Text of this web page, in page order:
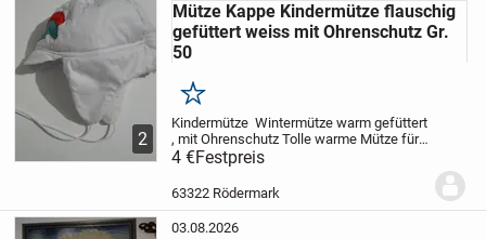
2
Mütze Kappe Kindermütze flauschig
gefüttert weiss mit Ohrenschutz Gr.
50
Merken
Kindermütze Wintermütze warm gefüttert
, mit Ohrenschutz Tolle warme Mütze für
Kinder , Baumwolle gefüttert, ab Gr. 50
NEU - nicht getragen
Versand
4 €Festpreis
63322 Rödermark
03.08.2026